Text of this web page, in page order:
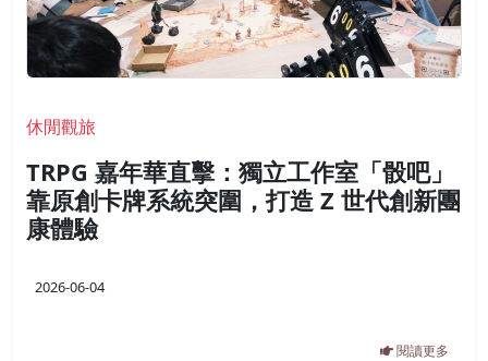
休閒觀旅
TRPG 嘉年華直擊：獨立工作室「骰吧」
靠原創卡牌系統突圍，打造 Z 世代創新團
康體驗
2026-06-04
閱讀更多